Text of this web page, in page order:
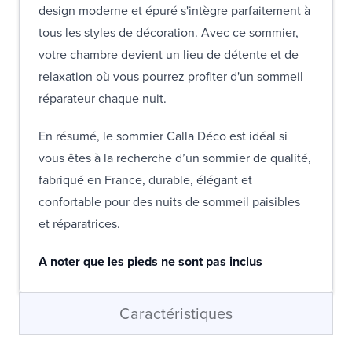
design moderne et épuré s'intègre parfaitement à
tous les styles de décoration. Avec ce sommier,
votre chambre devient un lieu de détente et de
relaxation où vous pourrez profiter d'un sommeil
réparateur chaque nuit.
En résumé, le sommier Calla Déco est idéal si
vous êtes à la recherche d’un sommier de qualité,
fabriqué en France, durable, élégant et
confortable pour des nuits de sommeil paisibles
et réparatrices.
A noter que les pieds ne sont pas inclus
Caractéristiques